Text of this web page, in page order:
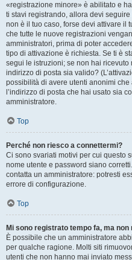
«registrazione minore» è abilitato e
ti stavi registrando, allora devi
non è il tuo caso, forse devi attivare il
che tutte le nuove registrazioni
amministratori, prima di poter
tipo di attivazione è richiesta. Se ti è
segui le istruzioni; se non hai
indirizzo di posta sia valido?
possibilità di avere utenti anonimi
l’indirizzo di posta che hai usato sia
amministratore.
Top
Perché non riesco a connettermi?
Ci sono svariati motivi per cui questo
nome utente e password siano
contatta un amministratore: potresti
errore di configurazione.
Top
Mi sono registrato tempo fa, ma
È possibile che un amministratore
per qualche ragione. Molti siti
utenti che non hanno mai inviato